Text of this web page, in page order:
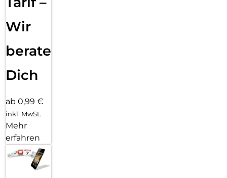
Wir
beraten
Dich
ab 0,99 €
inkl. MwSt.
Mehr
erfahren